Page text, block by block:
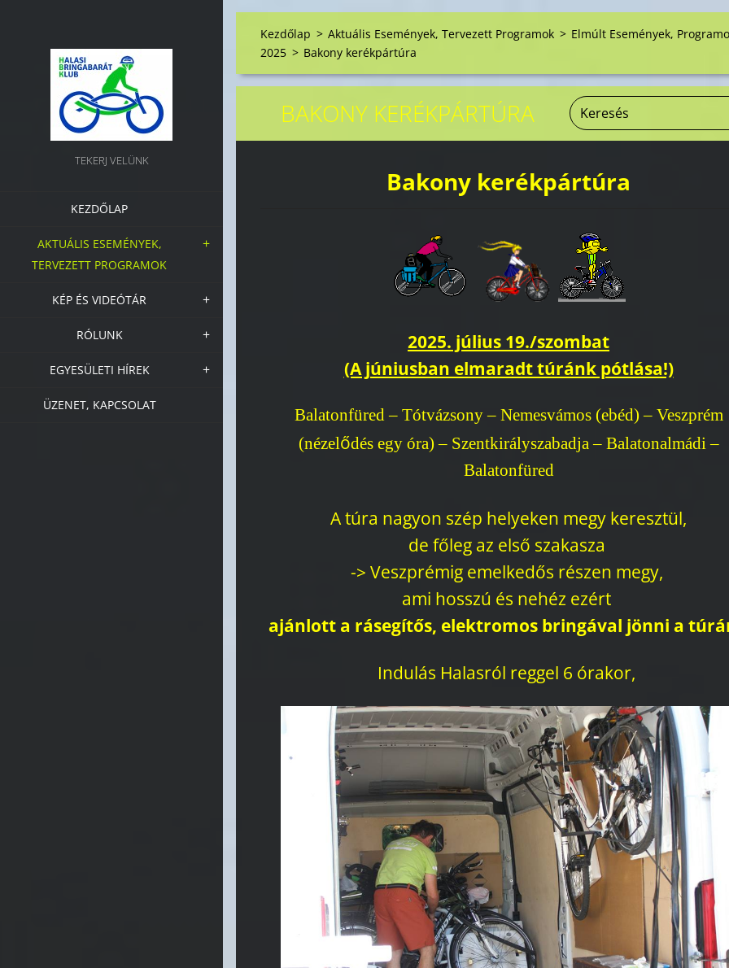
TEKERJ VELÜNK
KEZDŐLAP
AKTUÁLIS ESEMÉNYEK,
TERVEZETT PROGRAMOK
KÉP ÉS VIDEÓTÁR
RÓLUNK
EGYESÜLETI HÍREK
ÜZENET, KAPCSOLAT
Kezdőlap > Aktuális Események, Tervezett Programok > Elmúlt Események,
2025 > Bakony kerékpártúra
BAKONY KERÉKPÁRTÚRA
Bakony kerékpártúra
2025. július 19./szombat
(A júniusban elmaradt túránk pótlása!)
Balatonfüred – Tótvázsony – Nemesvámos (ebéd) – Veszprém
(nézelődés egy óra) – Szentkirályszabadja – Balatonalmádi –
Balatonfüred
A túra nagyon szép helyeken megy keresztül,
de főleg az első szakasza
-> Veszprémig emelkedős részen megy,
ami hosszú és nehéz ezért
ajánlott a rásegítős, elektromos bringával jönni a
Indulás Halasról reggel 6 órakor,